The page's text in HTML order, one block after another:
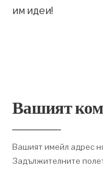
им идеи!
Вашият
Вашият имейл адрес
Задължителните